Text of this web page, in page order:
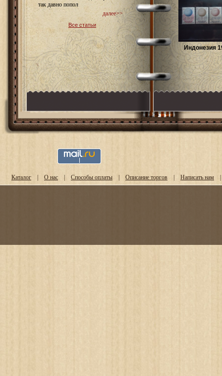
так давно попол
далее>>
Все статьи
Индонезия
Каталог | О нас | Способы оплаты | Описание торгов | Написать нам |